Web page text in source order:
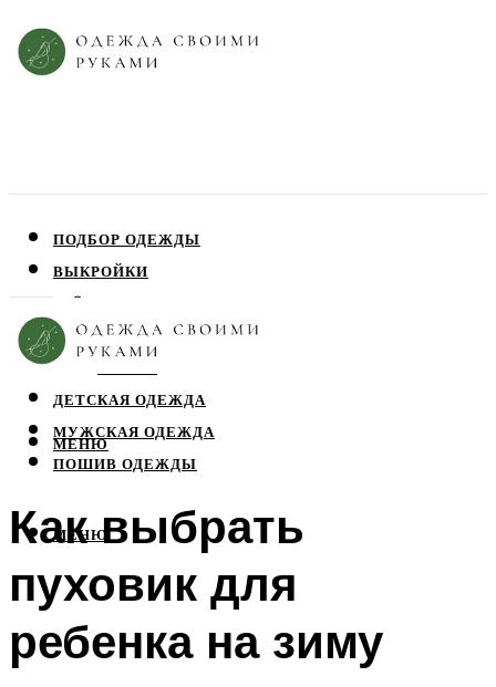
ПОДБОР ОДЕЖДЫ
ВЫКРОЙКИ
ЮБКИ
ДЕТСКАЯ ОДЕЖДА
МУЖСКАЯ ОДЕЖДА
ПОШИВ ОДЕЖДЫ
МЕНЮ
МЕНЮ
Как выбрать
пуховик для
ребенка на зиму